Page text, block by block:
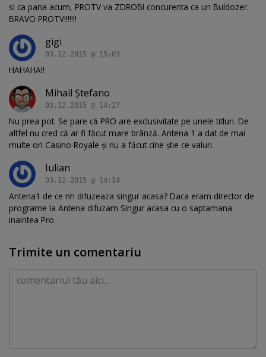
si ca pana acum, PROTV va ZDROBI concurenta ca un Buldozer.
BRAVO PROTV!!!!!!!
gigi
03.12.2015 @ 15:03
HAHAHA!!
Mihail Ștefano
03.12.2015 @ 14:27
Nu prea pot. Se pare că PRO are exclusivitate pe unele titluri. De
altfel nu cred că ar fi făcut mare brânză. Antena 1 a dat de mai
multe ori Casino Royale și nu a făcut cine știe ce valuri.
Iulian
03.12.2015 @ 14:14
Antena1 de ce nh difuzeaza singur acasa? Daca eram director de
programe la Antena difuzam Singur acasa cu o saptamana
inaintea Pro
Trimite un comentariu
Comentariu